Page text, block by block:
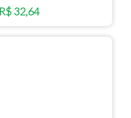
R$ 32,64